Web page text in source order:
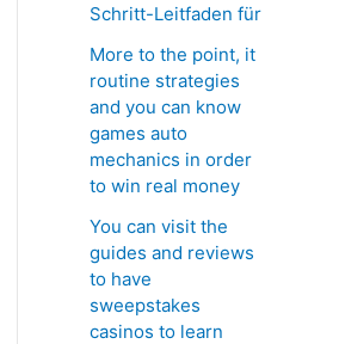
Schritt-Leitfaden für
More to the point, it
routine strategies
and you can know
games auto
mechanics in order
to win real money
You can visit the
guides and reviews
to have
sweepstakes
casinos to learn